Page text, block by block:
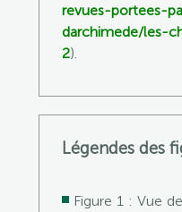
revues-portees-
darchimede/les-
2).
Légendes des
Figure 1 : Vue